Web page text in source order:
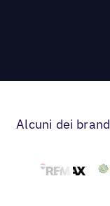
Alcuni dei